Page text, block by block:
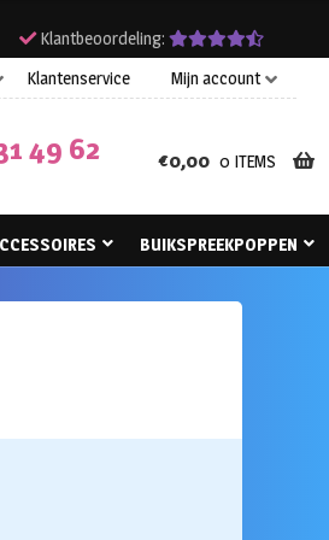
Klantbeoordeling:
Klantenservice Mijn account
49 62 €0,00 0 ITEMS
BUIKSPREEKPOPPEN